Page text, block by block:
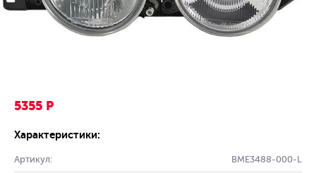
5355 Р
Характеристики:
Артикул: BME3488-000-L